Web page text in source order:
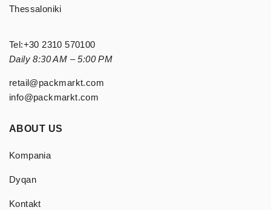
Thessaloniki
Tel:+30 2310 570100
Daily 8:30 AM – 5:00 PM
retail@packmarkt.com
info@packmarkt.com
ABOUT US
Kompania
Dyqan
Kontakt